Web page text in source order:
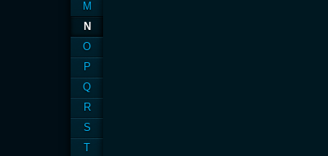
M
N
O
P
Q
R
S
T